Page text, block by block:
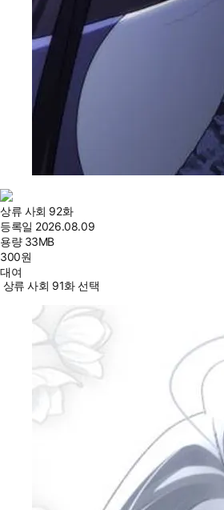
상류 사회 92화
등록일 2026.08.09
용량 33MB
300원
대여
상류 사회 91화 선택